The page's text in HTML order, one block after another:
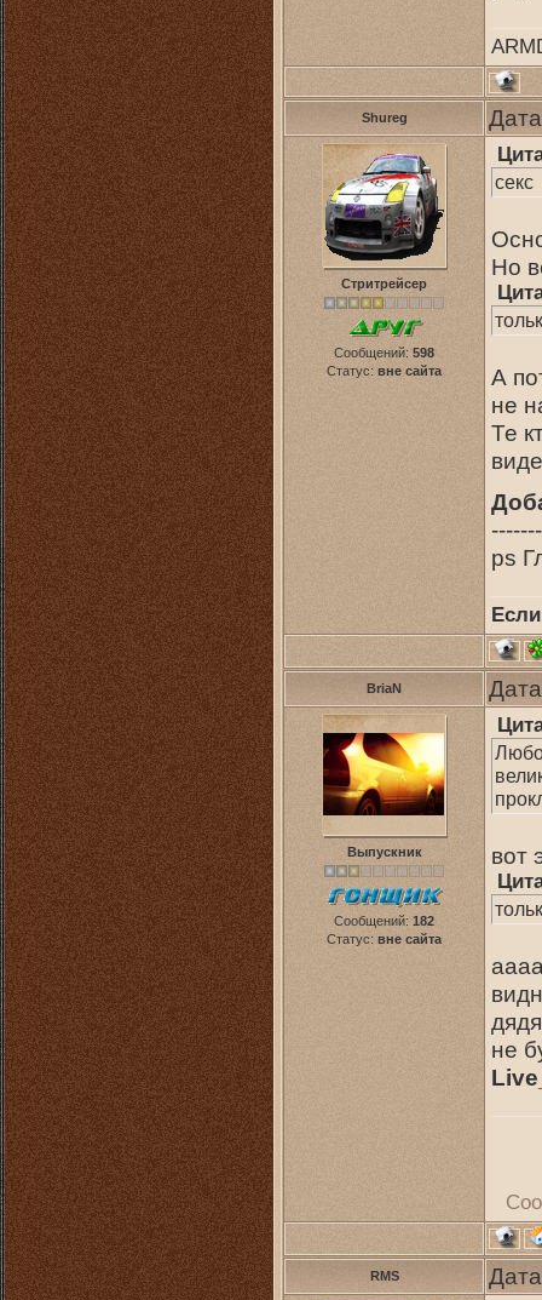
Shureg
Стритрейсер
Сообщений: 598
Статус: вне сайта
секс
Но
А
не
Те
ps
BriaN
Выпускник
Сообщений: 182
Статус: вне сайта
вот
не
RMS